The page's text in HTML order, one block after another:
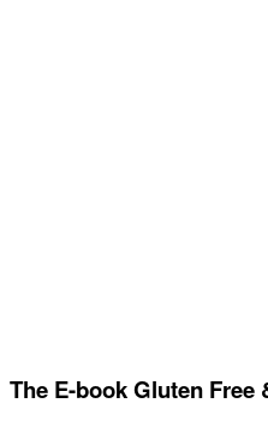
The E-book Gluten Free